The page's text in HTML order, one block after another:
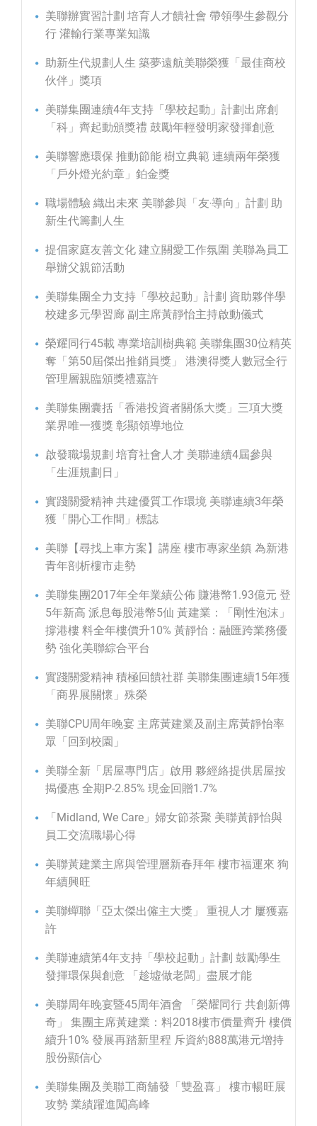
美聯辦實習計劃 培育人才饋社會 帶領學生參觀分
行 灌輸行業專業知識
助新生代規劃人生 築夢遠航美聯榮獲「最佳商校
伙伴」獎項
美聯集團連續4年支持「學校起動」計劃出席創
「科」齊起動頒獎禮 鼓勵年輕發明家發揮創意
美聯響應環保 推動節能 樹立典範 連續兩年榮獲
「戶外燈光約章」鉑金獎
職場體驗 織出未來 美聯參與「友‧導向」計劃 助
新生代籌劃人生
提倡家庭友善文化 建立關愛工作氛圍 美聯為員工
舉辦父親節活動
美聯集團全力支持「學校起動」計劃 資助夥伴學
校建多元學習廊 副主席黃靜怡主持啟動儀式
榮耀同行45載 專業培訓樹典範 美聯集團30位精英
奪「第50屆傑出推銷員獎」 港澳得獎人數冠全行
管理層親臨頒獎禮嘉許
美聯集團囊括「香港投資者關係大獎」三項大獎
業界唯一獲獎 彰顯領導地位
啟發職場規劃 培育社會人才 美聯連續4屆參與
「生涯規劃日」
實踐關愛精神 共建優質工作環境 美聯連續3年榮
獲「開心工作間」標誌
美聯【尋找上車方案】講座 樓市專家坐鎮 為新港
青年剖析樓市走勢
美聯集團2017年全年業績公佈 賺港幣1.93億元 登
5年新高 派息每股港幣5仙 黃建業：「剛性泡沫」
撐港樓 料全年樓價升10% 黃靜怡：融匯跨業務優
勢 強化美聯綜合平台
實踐關愛精神 積極回饋社群 美聯集團連續15年獲
「商界展關懷」殊榮
美聯CPU周年晚宴 主席黃建業及副主席黃靜怡率
眾「回到校園」
美聯全新「居屋專門店」啟用 夥經絡提供居屋按
揭優惠 全期P-2.85% 現金回贈1.7%
「Midland, We Care」婦女節茶聚 美聯黃靜怡與
員工交流職場心得
美聯黃建業主席與管理層新春拜年 樓市福運來 狗
年續興旺
美聯蟬聯「亞太傑出僱主大獎」 重視人才 屢獲嘉
許
美聯連續第4年支持「學校起動」計劃 鼓勵學生
發揮環保與創意 「趁墟做老闆」盡展才能
美聯周年晚宴暨45周年酒會 「榮耀同行 共創新傳
奇」 集團主席黃建業：料2018樓市價量齊升 樓價
續升10% 發展再踏新里程 斥資約888萬港元增持
股份顯信心
美聯集團及美聯工商舖發「雙盈喜」 樓市暢旺展
攻勢 業績躍進闖高峰